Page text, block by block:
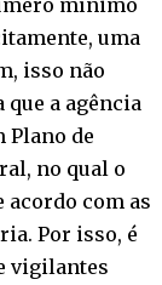
uma
isso não
a agência
Plano de
no qual o
com as
Por isso, é
vigilantes